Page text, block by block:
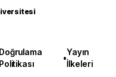
Doğrulama
Politikası
•
Yayın
İlkeleri